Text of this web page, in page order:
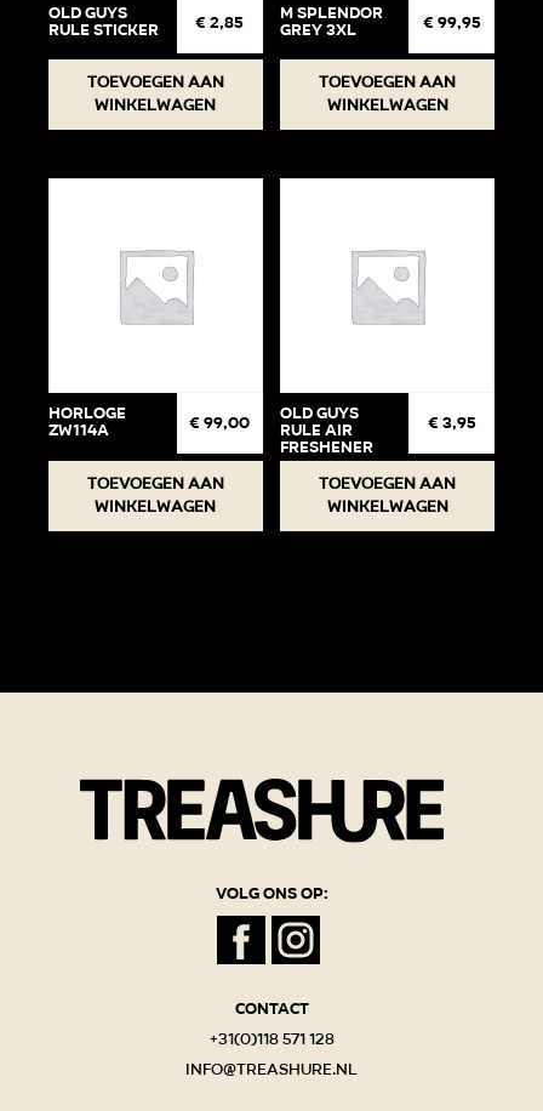
Old Guys
Rule Sticker € 2,85
Toevoegen aan
winkelwagen
M Splendor
Grey 3XL € 99,95
Toevoegen aan
winkelwagen
Horloge
ZW114A € 99,00
Toevoegen aan
winkelwagen
Old Guys
Rule Air
Freshener
€ 3,95
Toevoegen aan
winkelwagen
Volg ons op:
Contact
+31(0)118 571 128
info@treashure.nl